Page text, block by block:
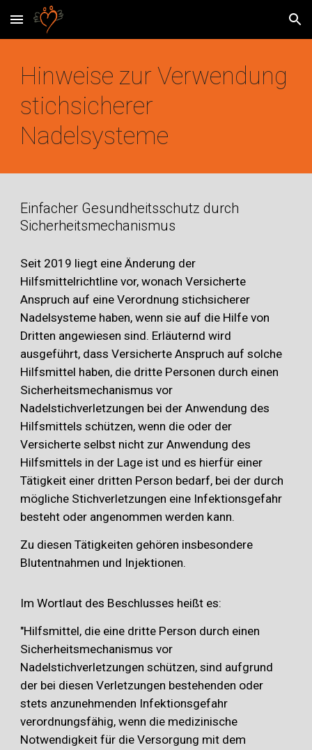
Skip to main content Skip to navigation
Hinweise zur Verwendung
stichsicherer
Nadelsysteme
Einfacher Gesundheitsschutz durch
Sicherheitsmechanismus
Seit 2019 liegt eine Änderung der
Hilfsmittelrichtline vor, wonach Versicherte
Anspruch auf eine Verordnung stichsicherer
Nadelsysteme haben, wenn sie auf die Hilfe von
Dritten angewiesen sind. Erläuternd wird
ausgeführt, dass Versicherte Anspruch auf solche
Hilfsmittel haben, die dritte Personen durch einen
Sicherheitsmechanismus vor
Nadelstichverletzungen bei der Anwendung des
Hilfsmittels schützen, wenn die oder der
Versicherte selbst nicht zur Anwendung des
Hilfsmittels in der Lage ist und es hierfür einer
Tätigkeit einer dritten Person bedarf, bei der durch
mögliche Stichverletzungen eine Infektionsgefahr
besteht oder angenommen werden kann.
Zu diesen Tätigkeiten gehören insbesondere
Blutentnahmen und Injektionen.
Im Wortlaut des Beschlusses heißt es:
"Hilfsmittel, die eine dritte Person durch einen
Sicherheitsmechanismus vor
Nadelstichverletzungen schützen, sind aufgrund
der bei diesen Verletzungen bestehenden oder
stets anzunehmenden Infektionsgefahr
verordnungsfähig, wenn die medizinische
Notwendigkeit für die Versorgung mit dem